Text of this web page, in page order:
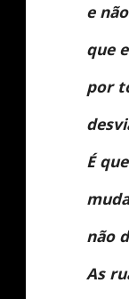
e
que
por
É
não
As